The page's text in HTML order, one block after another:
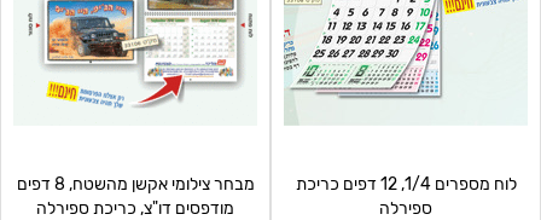
לוח מספרים 1/4, 12 דפים כריכת
ספירלה
מבחר צילומי אקשן מהשטח, 8 דפים
מודפסים דו"צ, כריכת ספירלה